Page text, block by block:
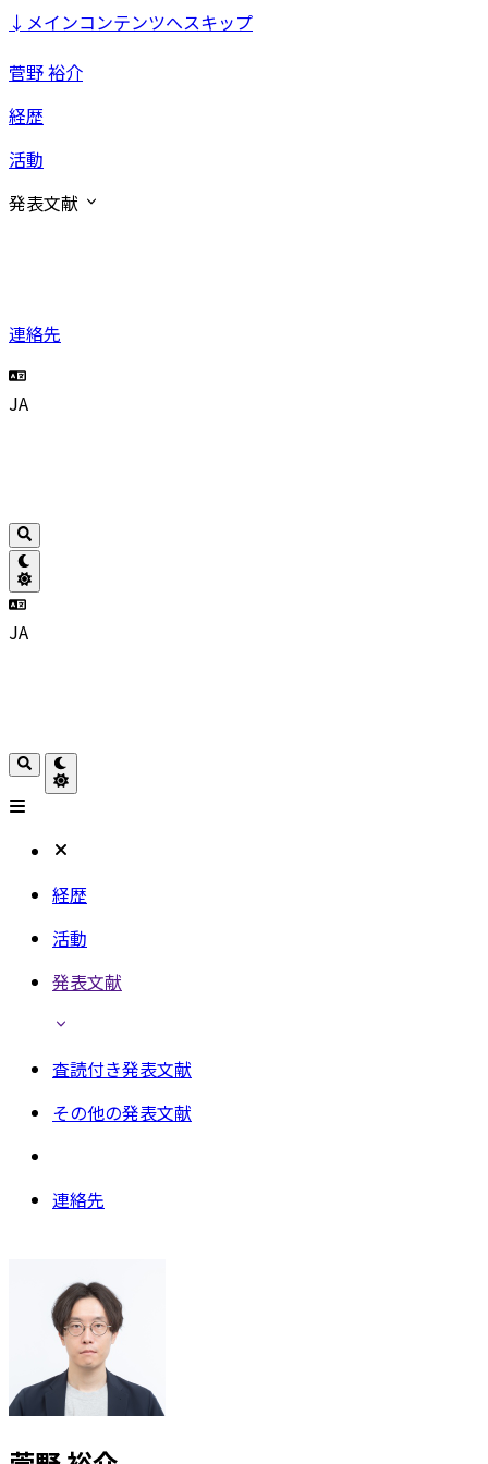
↓ メインコンテンツへスキップ
菅野 裕介
経歴
活動
発表文献
連絡先
JA
JA
経歴
活動
発表文献
査読付き発表文献
その他の発表文献
連絡先